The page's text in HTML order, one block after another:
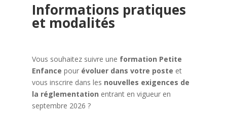
Informations pratiques
et modalités
Vous souhaitez suivre une formation Petite
Enfance pour évoluer dans votre poste et
vous inscrire dans les nouvelles exigences de
la réglementation entrant en vigueur en
septembre 2026 ?